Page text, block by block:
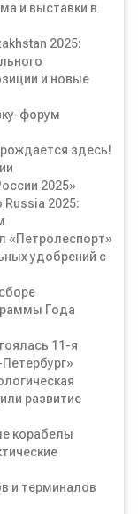
и выставки в
2025:
и новые
форум
рождается здесь!
2025»
Russia 2025:
«Петролеспорт»
удобрений с
Года
11-я
развитие
корабелы
и терминалов